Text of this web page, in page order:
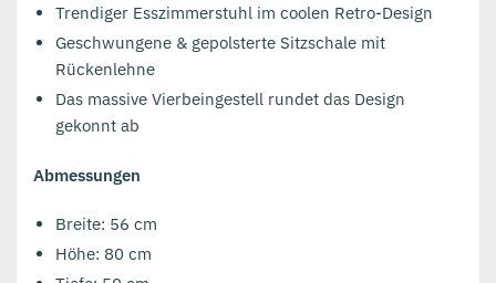
Trendiger Esszimmerstuhl im coolen Retro-Design
Geschwungene & gepolsterte Sitzschale mit
Rückenlehne
Das massive Vierbeingestell rundet das Design
gekonnt ab
Abmessungen
Breite: 56 cm
Höhe: 80 cm